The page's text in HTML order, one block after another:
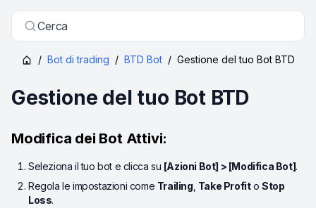
Cerca
/ Bot di trading / BTD Bot / Gestione del tuo Bot BTD
Gestione del tuo Bot BTD
Modifica dei Bot Attivi:
Seleziona il tuo bot e clicca su [Azioni Bot] > [Modifica Bot].
Regola le impostazioni come Trailing Take ProfitoStop
Loss.